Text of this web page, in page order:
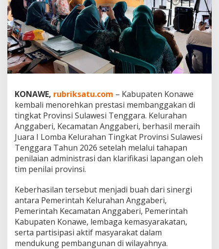
i
h
a
r
a
I
L
m
b
a
K
e
u
r
a
h
n
T
i
n
g
k
a
KONAWE, rubriksatu.com – Kabupaten Konawe
kembali menorehkan prestasi membanggakan di
tingkat Provinsi Sulawesi Tenggara. Kelurahan
Anggaberi, Kecamatan Anggaberi, berhasil meraih
Juara I Lomba Kelurahan Tingkat Provinsi Sulawesi
Tenggara Tahun 2026 setelah melalui tahapan
penilaian administrasi dan klarifikasi lapangan oleh
tim penilai provinsi.
Keberhasilan tersebut menjadi buah dari sinergi
antara Pemerintah Kelurahan Anggaberi,
Pemerintah Kecamatan Anggaberi, Pemerintah
Kabupaten Konawe, lembaga kemasyarakatan,
serta partisipasi aktif masyarakat dalam
mendukung pembangunan di wilayahnya.